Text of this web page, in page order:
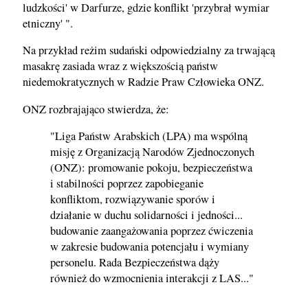
ludzkości' w Darfurze, gdzie konflikt 'przybrał wymiar
etniczny' ".
Na przykład reżim sudański odpowiedzialny za trwającą
masakrę zasiada wraz z większością państw
niedemokratycznych w Radzie Praw Człowieka ONZ.
ONZ rozbrajająco stwierdza, że:
"Liga Państw Arabskich (LPA) ma wspólną
misję z Organizacją Narodów Zjednoczonych
(ONZ): promowanie pokoju, bezpieczeństwa
i stabilności poprzez zapobieganie
konfliktom, rozwiązywanie sporów i
działanie w duchu solidarności i jedności...
budowanie zaangażowania poprzez ćwiczenia
w zakresie budowania potencjału i wymiany
personelu. Rada Bezpieczeństwa dąży
również do wzmocnienia interakcji z LAS..."